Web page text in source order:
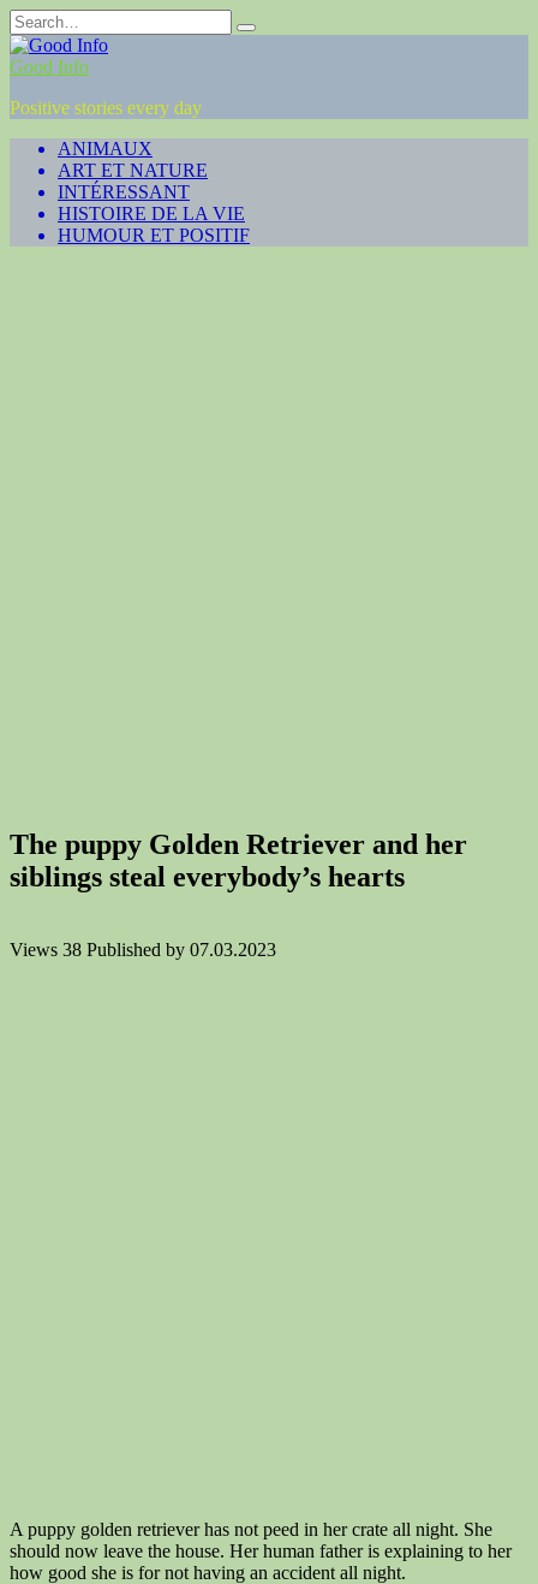
Skip
to
content
Search
for:
Good Info
Positive stories every day
ANIMAUX
ART ET NATURE
INTÉRESSANT
HISTOIRE DE LA VIE
HUMOUR ET POSITIF
The puppy Golden Retriever and her
siblings steal everybody’s hearts
Views 38 Published by 07.03.2023
A puppy golden retriever has not peed in her crate all night. She
should now leave the house. Her human father is explaining to her
how good she is for not having an accident all night.